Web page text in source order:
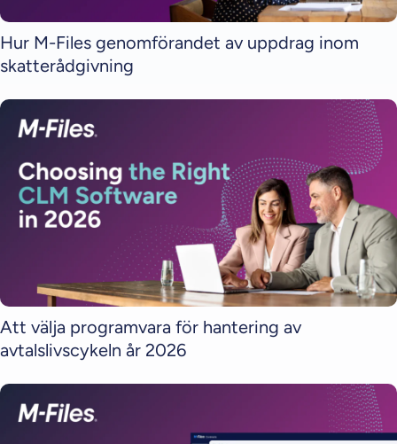
Hur M-Files genomförandet av uppdrag inom
skatterådgivning
Att välja programvara för hantering av
avtalslivscykeln år 2026